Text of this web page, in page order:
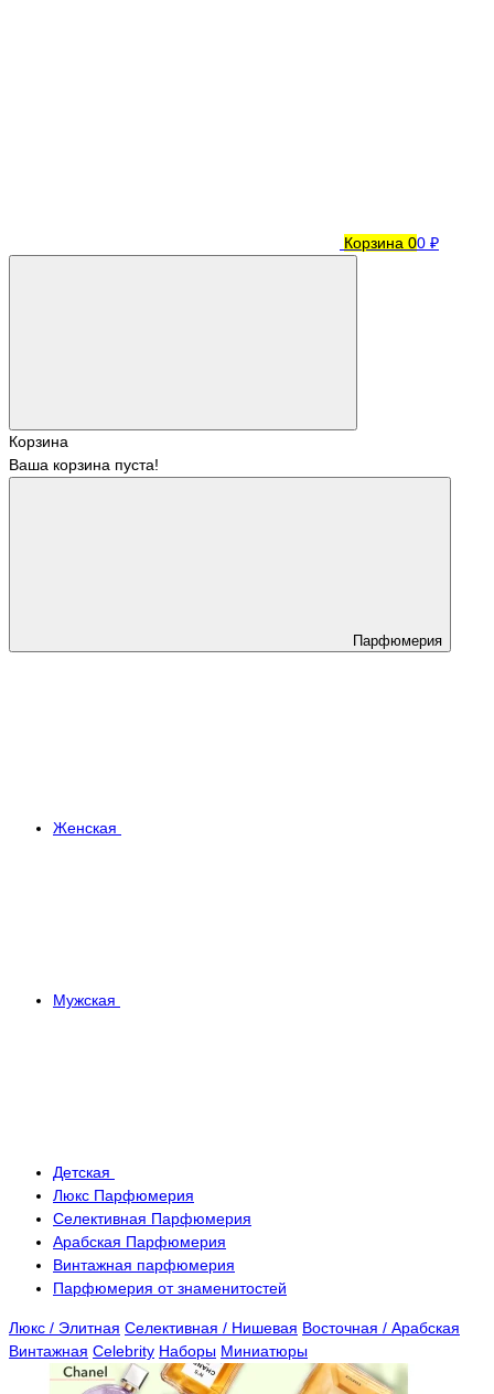
Корзина 00 ₽
Корзина
Ваша корзина пуста!
Парфюмерия
Женская
Мужская
Детская
Люкс Парфюмерия
Селективная Парфюмерия
Арабская Парфюмерия
Винтажная парфюмерия
Парфюмерия от знаменитостей
Люкс / Элитная Селективная / Нишевая Восточная / Арабская
Винтажная Celebrity Наборы Миниатюры